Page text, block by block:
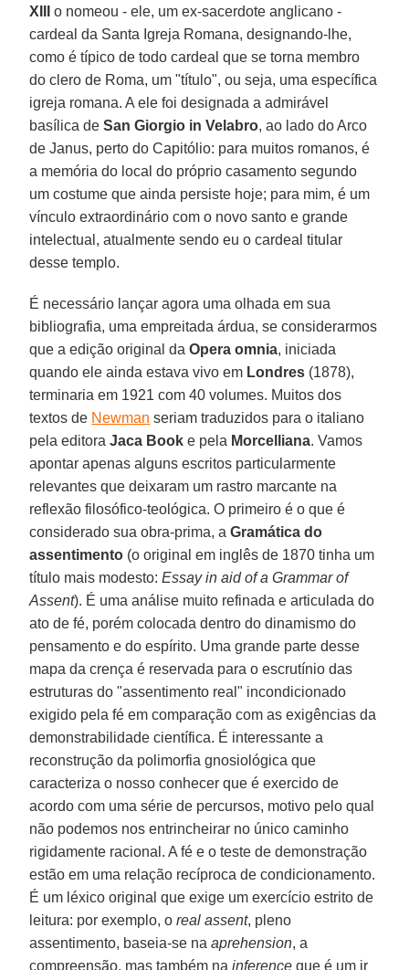
XIII
o nomeou - ele, um ex-sacerdote anglicano -
cardeal da Santa Igreja Romana, designando-lhe,
como é típico de todo cardeal que se torna membro
do clero de Roma, um "título", ou seja, uma específica
igreja romana. A ele foi designada a admirável
basílica deSan Giorgio in Velabro, ao lado do Arco
de Janus, perto do Capitólio: para muitos romanos, é
a memória do local do próprio casamento segundo
um costume que ainda persiste hoje; para mim, é um
vínculo extraordinário com o novo santo e grande
intelectual, atualmente sendo eu o cardeal titular
desse templo.
É necessário lançar agora uma olhada em sua
bibliografia, uma empreitada árdua, se considerarmos
que a edição original daOpera omnia, iniciada
quando ele ainda estava vivo em Londres (1878),
terminaria em 1921 com 40 volumes. Muitos dos
textos de Newman seriam traduzidos para o italiano
pela editoraJaca Book e pela Morcelliana. Vamos
apontar apenas alguns escritos particularmente
relevantes que deixaram um rastro marcante na
reflexão filosófico-teológica. O primeiro é o que é
considerado sua obra-prima, aGramática do
assentimento (o original em inglês de 1870 tinha um
título mais modesto:Essay in aid of a Grammar of
Assent). É uma análise muito refinada e articulada do
ato de fé, porém colocada dentro do dinamismo do
pensamento e do espírito. Uma grande parte desse
mapa da crença é reservada para o escrutínio das
estruturas do "assentimento real" incondicionado
exigido pela fé em comparação com as exigências da
demonstrabilidade científica. É interessante a
reconstrução da polimorfia gnosiológica que
caracteriza o nosso conhecer que é exercido de
acordo com uma série de percursos, motivo pelo qual
não podemos nos entrincheirar no único caminho
rigidamente racional. A fé e o teste de demonstração
estão em uma relação recíproca de condicionamento.
É um léxico original que exige um exercício estrito de
leitura: por exemplo, oreal assent, pleno
assentimento, baseia-se naaprehension, a
compreensão, mas também nainference que é um ir